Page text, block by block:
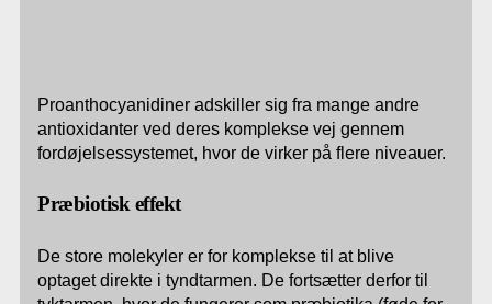
Proanthocyanidiner adskiller sig fra mange andre
antioxidanter ved deres komplekse vej gennem
fordøjelsessystemet, hvor de virker på flere niveauer.
Præbiotisk effekt
De store molekyler er for komplekse til at blive
optaget direkte i tyndtarmen. De fortsætter derfor til